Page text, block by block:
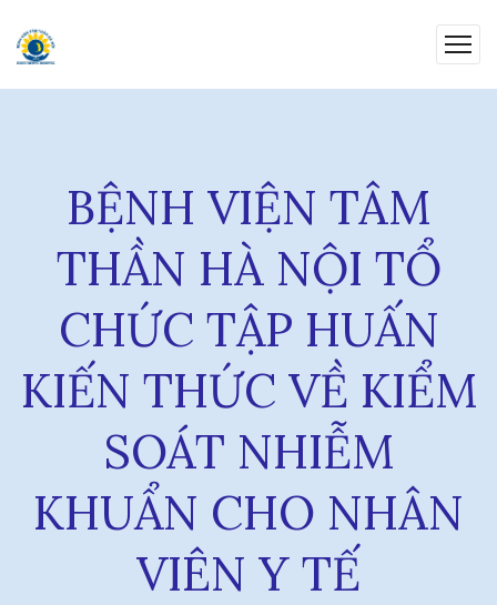
BỆNH VIỆN TÂM
THẦN HÀ NỘI TỔ
CHỨC TẬP HUẤN
KIẾN THỨC VỀ KIỂM
SOÁT NHIỄM
KHUẨN CHO NHÂN
VIÊN Y TẾ